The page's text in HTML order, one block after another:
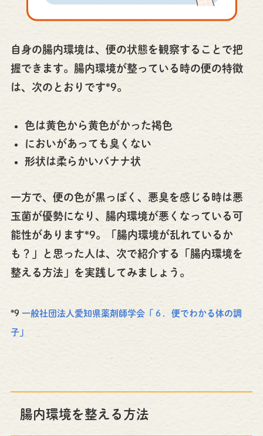
自身の腸内環境は、便の状態を観察することで把
握できます。腸内環境が整っている時の便の特徴
は、次のとおりです*9。
色は黄色から黄色がかった褐色
においがあっても臭くない
形状は柔らかいバナナ状
一方で、便の色が黒っぽく、悪臭を感じる時は悪
玉菌が優勢になり、腸内環境が悪くなっている可
能性があります*9。「腸内環境が乱れているか
も？」と思った人は、次で紹介する「腸内環境を
整える方法」を実践してみましょう。
*9 一般社団法人愛知県薬剤師学会「６．便でわかる体の調
子」
腸内環境を整える方法